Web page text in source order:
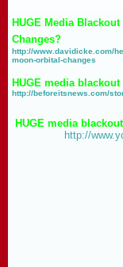
HUGE Media
Changes?
http://www.davidicke.com/
moon-orbital-changes
HUGE media
http://beforeitsnews.com/
HUGE media
http://